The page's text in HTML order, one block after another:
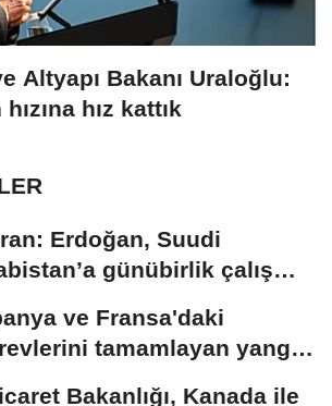
Altyapı Bakanı Uraloğlu:
hız kattık
Erdoğan, Suudi
günübirlik çalışma
ve Fransa'daki
tamamlayan yangın
Bakanlığı, Kanada ile